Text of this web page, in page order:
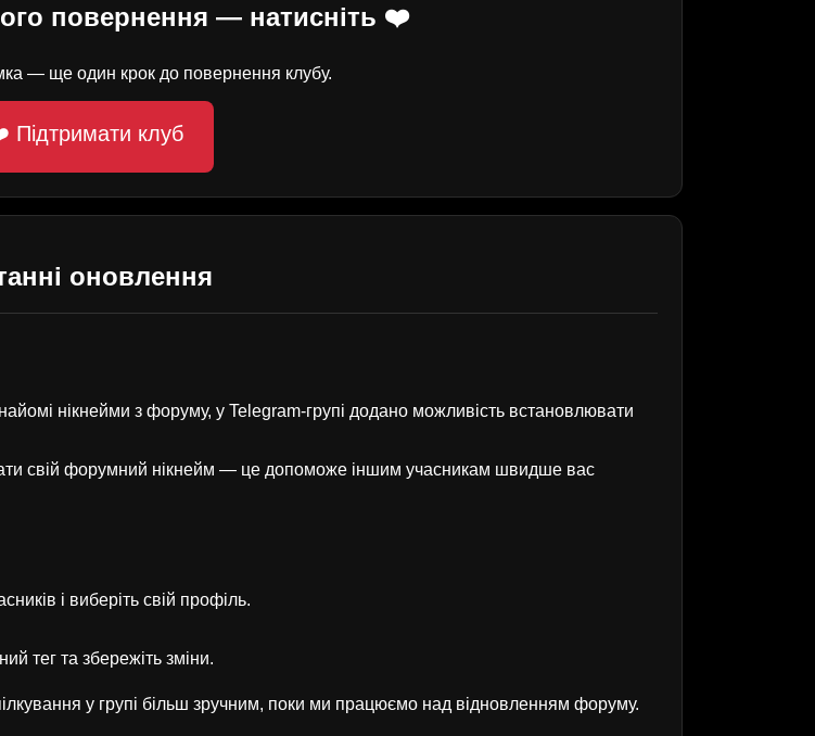
повернення — натисніть ❤️
— ще один крок до повернення клубу.
Підтримати клуб
оновлення
нікнейми з форуму, у Telegram-групі додано можливість встановлювати
свій форумний нікнейм — це допоможе іншим учасникам швидше вас
і виберіть свій профіль.
тег та збережіть зміни.
у групі більш зручним, поки ми працюємо над відновленням форуму.